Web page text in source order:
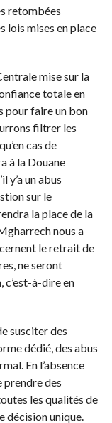
retombées
lois mises en place
mise sur la
totale en
pour faire un bon
filtrer les
cas de
à la Douane
y’a un abus
sur le
la place de la
nous a
le retrait de
ne seront
à-dire en
susciter des
dédié, des abus
En l’absence
prendre des
les qualités de
décision unique.